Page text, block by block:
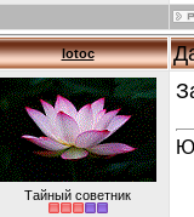
lotoc
Тайный советник